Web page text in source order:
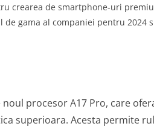
crearea de smartphone-uri
gama al companiei pentru 2024
procesor A17 Pro, care
superioara. Acesta permite